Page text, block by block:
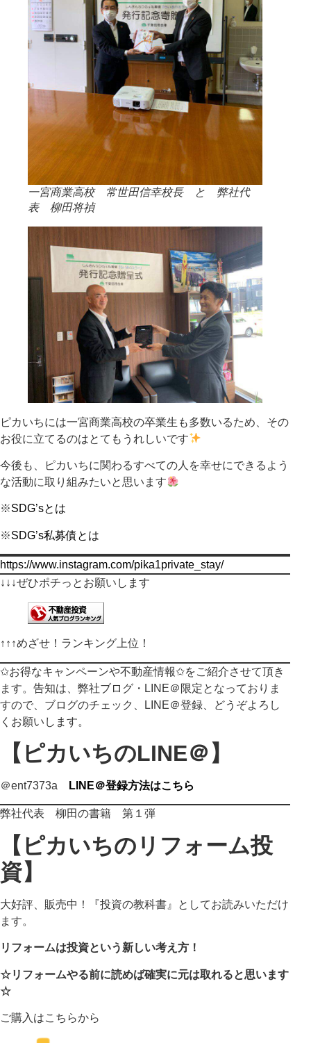
一宮商業高校 常世田信幸校長 と 弊社代
表 柳田将禎
ピカいちには一宮商業高校の卒業生も多数いるため、その
お役に立てるのはとてもうれしいです
今後も、ピカいちに関わるすべての人を幸せにできるよう
な活動に取り組みたいと思います
※SDG’sとは
※SDG’s私募債とは
https://www.instagram.com/pika1private_stay/
↓↓↓ぜひポチっとお願いします
↑↑↑めざせ！ランキング上位！
✩お得なキャンペーンや不動産情報✩をご紹介させて頂き
ます。告知は、弊社ブログ・LINE＠限定となっておりま
すので、ブログのチェック、LINE＠登録、どうぞよろし
くお願いします。
【ピカいちのLINE＠】
＠ent7373a LINE＠登録方法はこちら
弊社代表 柳田の書籍 第１弾
【ピカいちのリフォーム投
資】
大好評、販売中！『投資の教科書』としてお読みいただけ
ます。
リフォームは投資という新しい考え方！
☆リフォームやる前に読めば確実に元は取れると思います
☆
ご購入はこちらから